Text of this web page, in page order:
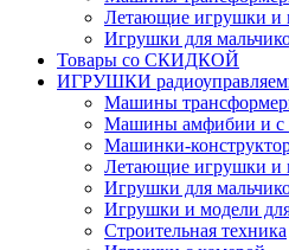
Летающие игрушки и
Игрушки для
Товары со СКИДКОЙ
ИГРУШКИ
Машины
Машины амфибии и с
Машинки-
Летающие игрушки и
Игрушки для
Игрушки и модели
Строительная техника